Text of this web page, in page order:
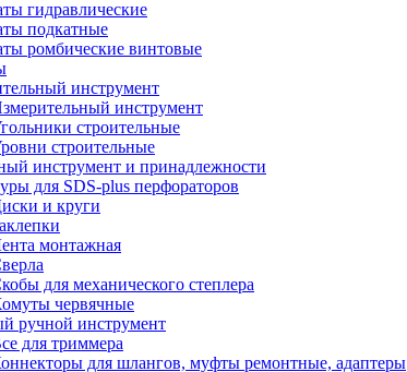
гидравлические
подкатные
ромбические винтовые
инструмент
инструмент
строительные
строительные
инструмент и принадлежности
для SDS-plus перфораторов
и круги
монтажная
для механического степлера
червячные
ручной инструмент
для триммера
для шлангов, муфты ремонтные, адаптеры